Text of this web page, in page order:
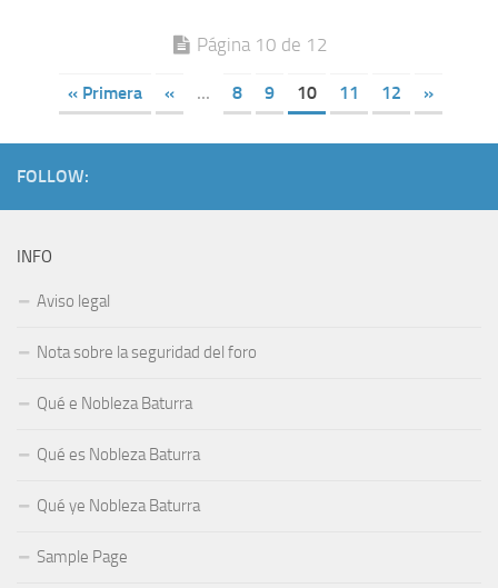
Página 10 de 12
« Primera « ... 8 9 10 11 12 »
FOLLOW:
INFO
Aviso legal
Nota sobre la seguridad del foro
Qué e Nobleza Baturra
Qué es Nobleza Baturra
Qué ye Nobleza Baturra
Sample Page